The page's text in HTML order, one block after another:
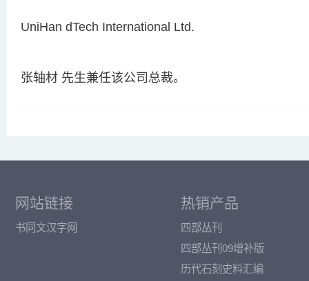
UniHan dTech International Ltd.
张轴材 先生兼任该公司总裁。
网站链接
书同文汉字网
热销产品
四部丛刊
四部丛刊09增补版
历代石刻史料汇编